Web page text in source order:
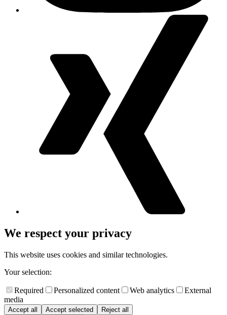
We respect your privacy
This website uses cookies and similar technologies.
Your selection:
Required Personalized content Web analytics
External
media
Accept all Accept selected
Reject all